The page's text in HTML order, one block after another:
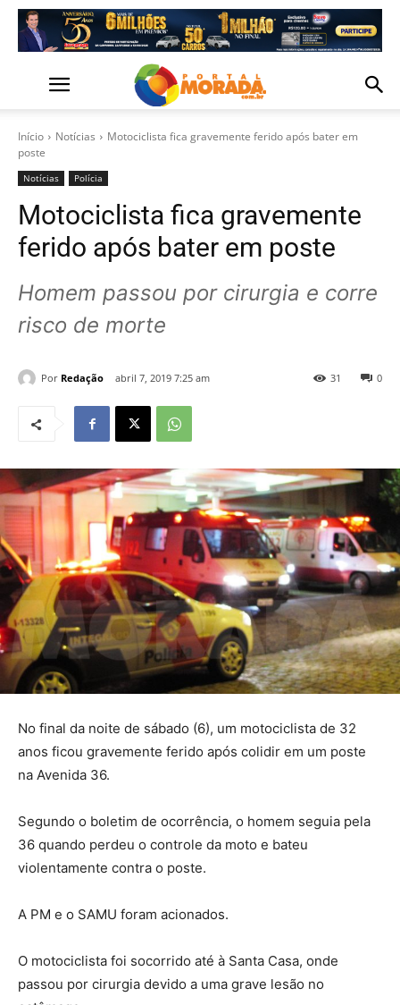
Início Notícias
Motociclista fica gravemente ferido após bater em
poste
Notícias Polícia
Motociclista fica gravemente
ferido após bater em poste
Homem passou por cirurgia e corre
risco de morte
Por Redação abril 7, 2019 7:25 am 0
31
No final da noite de sábado (6), um motociclista de 32
anos ficou gravemente ferido após colidir em um poste
na Avenida 36.
Segundo o boletim de ocorrência, o homem seguia pela
36 quando perdeu o controle da moto e bateu
violentamente contra o poste.
A PM e o SAMU foram acionados.
O motociclista foi socorrido até à Santa Casa, onde
passou por cirurgia devido a uma grave lesão no